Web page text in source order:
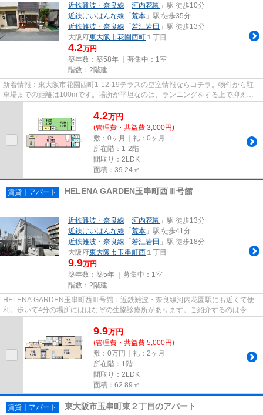
近鉄難波・奈良線 「河内花園 」駅 徒歩10分
近鉄けいはんな線 「荒本 」駅 徒歩35分
近鉄難波・奈良線 「若江岩田 」駅 徒歩13分
大阪府東大阪市花園西町 １丁目
4.2万円
築年数：築58年 ｜募集中： 1室
階数：2階建
新着情報：東大阪市花園西町1-12-19テラスの空室情報ならコチラ。物件から駐
車場までの距離は100mです。場所が平坦なのは、ランニングをする上で抑えた
いポイントですね。駅から徒歩10...
4.2万円
(管理費・共益費 3,000円)
敷：0ヶ月｜礼：0ヶ月
所在階：1-2階
間取り：2LDK
面積：39.24㎡
賃貸｜アパート HELENA GARDEN玉串町西Ⅲ号館
近鉄難波・奈良線 「河内花園 」駅 徒歩13分
近鉄けいはんな線 「荒本 」駅 徒歩41分
近鉄難波・奈良線 「若江岩田 」駅 徒歩18分
大阪府東大阪市玉串町西 １丁目
9.9万円
築年数：築5年 ｜募集中： 1室
階数：2階建
HELENA GARDEN玉串町西Ⅲ号館：近鉄難波・奈良線河内花園駅にも近くて便
利。歩いて4分の場所にははなぞの生協診療所があります。ご紹介するのは令和3
年4月竣工・築5年の物件です。こだ...
9.9万円
(管理費・共益費 5,000円)
敷：0万円｜礼：2ヶ月
所在階：1階
間取り：2LDK
面積：62.89㎡
賃貸｜アパート 東大阪市玉串町東２丁目のアパート